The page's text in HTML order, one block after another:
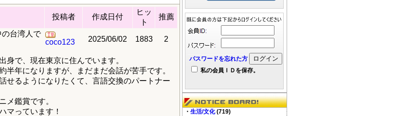
投稿者 作成日付
ヒッ
ト
推薦
台湾人で
coco123 2025/06/02 1883 2
身で、現在東京に住んでいます。
半年になりますが、まだまだ会話が苦手です。
せるようになりたくて、言語交換のパートナー
メ鑑賞です。
マっています！
パスワードを忘れた方
私の会員ＩＤを保存。
・ 生活/文化(719)